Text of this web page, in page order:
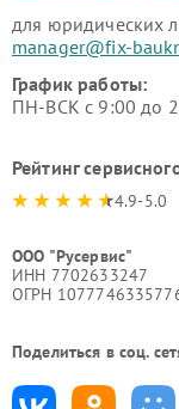
для юридических
manager@fix-
График работы:
ПН-ВСК с 9:00 до
Рейтинг
4.9-5.0
ООО "Русервис"
ИНН 7702633247
ОГРН
Поделиться в соц.